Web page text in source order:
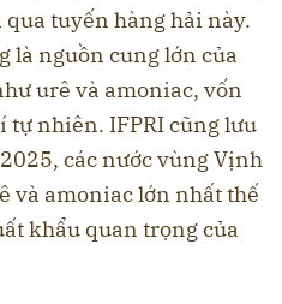
tuyến hàng hải này.
là nguồn cung lớn của
urê và amoniac, vốn
tự nhiên. IFPRI cũng lưu
các nước vùng Vịnh
và amoniac lớn nhất thế
khẩu quan trọng của